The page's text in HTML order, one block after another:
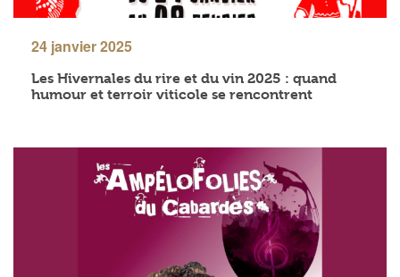
24 janvier 2025
Les Hivernales du rire et du vin 2025 : quand
humour et terroir viticole se rencontrent